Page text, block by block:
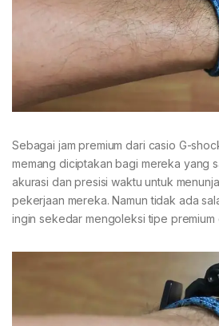
Sebagai jam premium dari casio G-
memang diciptakan bagi mereka yang
akurasi dan presisi waktu untuk
pekerjaan mereka. Namun tidak ada
ingin sekedar mengoleksi tipe premium